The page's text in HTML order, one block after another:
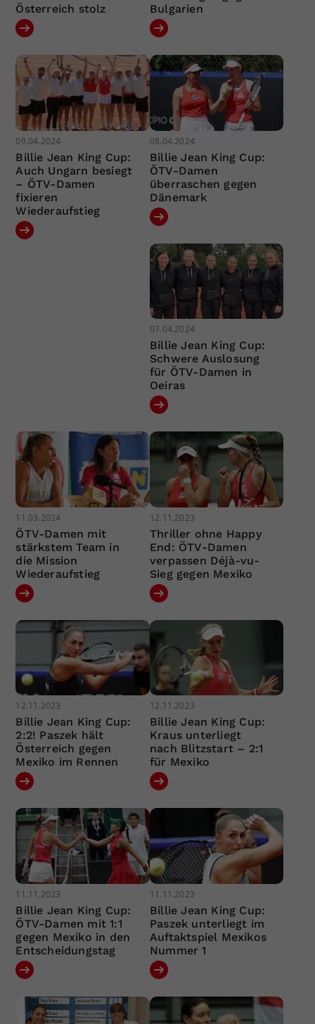
Österreich stolz
Bulgarien
09.04.2024
Billie Jean King Cup:
Auch Ungarn besiegt
– ÖTV-Damen
fixieren
Wiederaufstieg
08.04.2024
Billie Jean King Cup:
ÖTV-Damen
überraschen gegen
Dänemark
07.04.2024
Billie Jean King Cup:
Schwere Auslosung
für ÖTV-Damen in
Oeiras
11.03.2024
ÖTV-Damen mit
stärkstem Team in
die Mission
Wiederaufstieg
12.11.2023
Thriller ohne Happy
End: ÖTV-Damen
verpassen Déjà-vu-
Sieg gegen Mexiko
12.11.2023
Billie Jean King Cup:
2:2! Paszek hält
Österreich gegen
Mexiko im Rennen
12.11.2023
Billie Jean King Cup:
Kraus unterliegt
nach Blitzstart – 2:1
für Mexiko
11.11.2023
Billie Jean King Cup:
ÖTV-Damen mit 1:1
gegen Mexiko in den
Entscheidungstag
11.11.2023
Billie Jean King Cup:
Paszek unterliegt im
Auftaktspiel Mexikos
Nummer 1